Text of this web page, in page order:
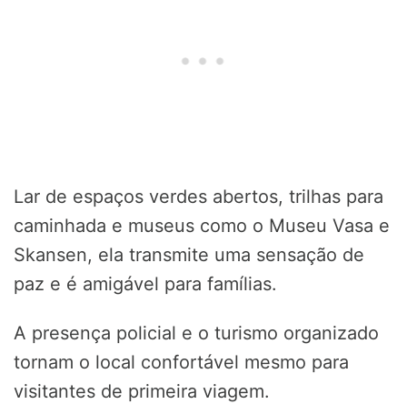
Lar de espaços verdes abertos, trilhas para
caminhada e museus como o Museu Vasa e
Skansen, ela transmite uma sensação de
paz e é amigável para famílias.
A presença policial e o turismo organizado
tornam o local confortável mesmo para
visitantes de primeira viagem.